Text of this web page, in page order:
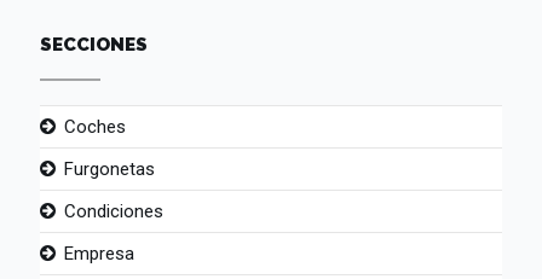
SECCIONES
Coches
Furgonetas
Condiciones
Empresa